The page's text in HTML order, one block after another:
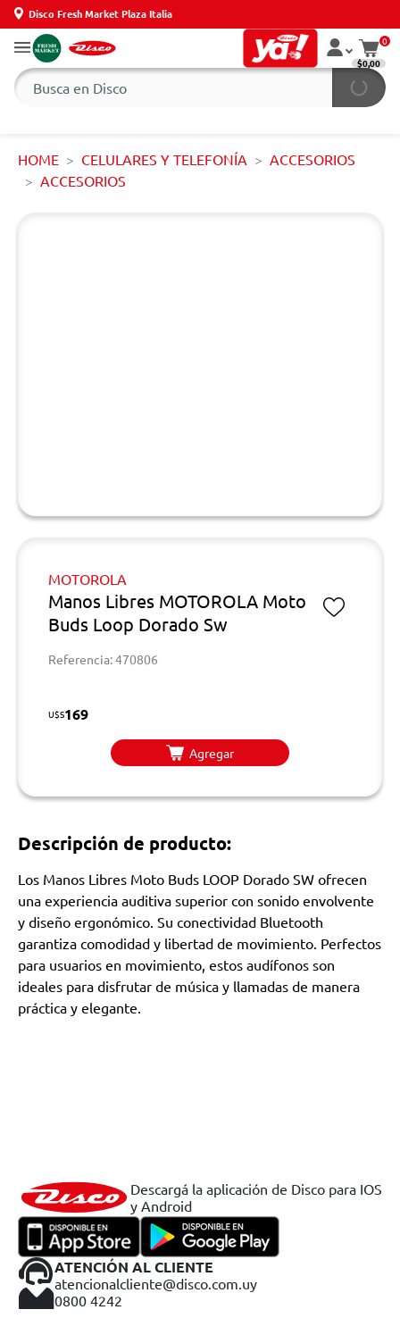
Disco Fresh Market Plaza Italia
0
$0,00
HOME CELULARES Y TELEFONÍA
ACCESORIOS
ACCESORIOS
MOTOROLA
Manos Libres MOTOROLA Moto
Buds Loop Dorado Sw
Referencia: 470806
U$S169
Agregar
Descripción de producto:
Los Manos Libres Moto Buds LOOP Dorado SW ofrecen
una experiencia auditiva superior con sonido envolvente
y diseño ergonómico. Su conectividad Bluetooth
garantiza comodidad y libertad de movimiento. Perfectos
para usuarios en movimiento, estos audífonos son
ideales para disfrutar de música y llamadas de manera
práctica y elegante.
Descargá la aplicación de Disco para IOS
y Android
ATENCIÓN AL CLIENTE
atencionalcliente@disco.com.uy
0800 4242